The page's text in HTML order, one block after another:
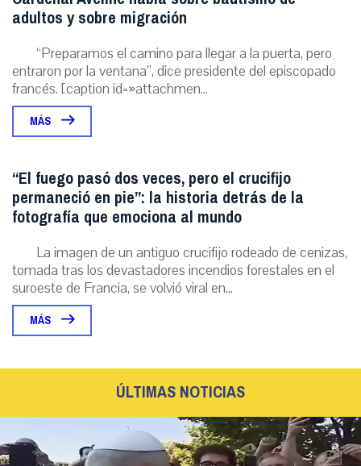
adultos y sobre migración
“Preparamos el camino para llegar a la puerta, pero
entraron por la ventana”, dice presidente del episcopado
francés. [caption id=»attachmen...
MÁS
“El fuego pasó dos veces, pero el crucifijo
permaneció en pie”: la historia detrás de la
fotografía que emociona al mundo
La imagen de un antiguo crucifijo rodeado de cenizas,
tomada tras los devastadores incendios forestales en el
suroeste de Francia, se volvió viral en...
MÁS
ÚLTIMAS NOTICIAS